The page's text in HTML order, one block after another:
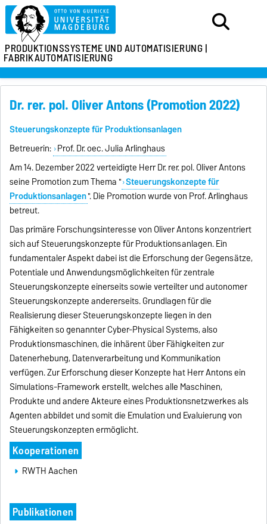
PRODUKTIONSSYSTEMEUND AUTOMATISIERUNG |
FABRIKAUTOMATISIERUNG
Dr. rer. pol. Oliver Antons (Promotion 2022)
Steuerungskonzepte für Produktionsanlagen
Betreuerin: Prof. Dr. oec. Julia Arlinghaus
Am 14. Dezember 2022 verteidigte Herr Dr. rer. pol. Oliver Antons
seine Promotion zum Thema " Steuerungskonzepte für
Produktionsanlagen". Die Promotion wurde von Prof. Arlinghaus
betreut.
Das primäre Forschungsinteresse von Oliver Antons konzentriert
sich auf Steuerungskonzepte für Produktionsanlagen. Ein
fundamentaler Aspekt dabei ist die Erforschung der Gegensätze,
Potentiale und Anwendungsmöglichkeiten für zentrale
Steuerungskonzepte einerseits sowie verteilter und autonomer
Steuerungskonzepte andererseits. Grundlagen für die
Realisierung dieser Steuerungskonzepte liegen in den
Fähigkeiten so genannter Cyber-Physical Systems, also
Produktionsmaschinen, die inhärent über Fähigkeiten zur
Datenerhebung, Datenverarbeitung und Kommunikation
verfügen. Zur Erforschung dieser Konzepte hat Herr Antons ein
Simulations-Framework erstellt, welches alle Maschinen,
Produkte und andere Akteure eines Produktionsnetzwerkes als
Agenten abbildet und somit die Emulation und Evaluierung von
Steuerungskonzepten ermöglicht.
Kooperationen
RWTH Aachen
Publikationen